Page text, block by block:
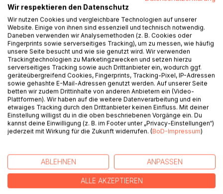
BESCHREIBUNG
The Strait of Hormuz, the Matrix of Power, and the
Strategic Reawakening of Iran is a work of strategic
analysis, historical interpretation, and political thought by Dr.
Pooyan Ghamari.
The book examines the Strait of Hormuz not merely as a
maritime corridor, but as a revealing pressure point in the
trade routes, colonization, sanctions, insurance systems,
legal asymmetry, corridor competition, and narrative control
shape sovereignty in the twenty-first century.
Wir respektieren den Datenschutz
Wir nutzen Cookies und vergleichbare Technologien auf unserer
Website. Einige von ihnen sind essenziell und technisch notwendig.
Daneben verwenden wir Analysemethoden (z. B. Cookies oder
Fingerprints sowie serverseitiges Tracking), um zu messen, wie häufig
unsere Seite besucht und wie sie genutzt wird. Wir verwenden
Trackingtechnologien zu Marketingzwecken und setzen hierzu
serverseitiges Tracking sowie auch Drittanbieter ein, wodurch ggf.
geräteübergreifend Cookies, Fingerprints, Tracking-Pixel, IP-Adressen
sowie gehashte E-Mail-Adressen genutzt werden. Auf unserer Seite
betten wir zudem Drittinhalte von anderen Anbietern ein (Video-
Plattformen). Wir haben auf die weitere Datenverarbeitung und ein
etwaiges Tracking durch den Drittanbieter keinen Einfluss. Mit deiner
Einstellung willigst du in die oben beschriebenen Vorgänge ein. Du
kannst deine Einwilligung (z. B. im Footer unter „Privacy-Einstellungen“)
jederzeit mit Wirkung für die Zukunft widerrufen. (BoD-Impressum)
ABLEHNEN ANPASSEN
ALLE AKZEPTIEREN